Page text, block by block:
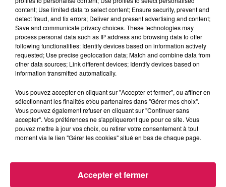
10 octobre 2025 - 2 min 55 sec
10.10.2025 - LE VILLAGE ENCHANTÉ, LA QUÊTE
DE LA SALAMANDRE
Du lundi au vendredi, avec les organisateurs de
manifestations et Eva, découvrons les évènements dans
notre région.
content; Use limited data to select content; Ensure security, prevent and
detect fraud, and fix errors; Deliver and present advertising and content;
Save and communicate privacy choices. These technologies may
process personal data such as IP address and browsing data to offer
following functionalities: Identify devices based on information actively
requested; Use precise geolocation data; Match and combine data from
other data sources; Link different devices; Identify devices based on
information transmitted automatically.
Vous pouvez accepter en cliquant sur "Accepter et fermer", ou affiner en
sélectionnant les finalités et/ou partenaires dans "Gérer mes choix".
Vous pouvez également refuser en cliquant sur "Continuer sans
accepter". Vos préférences ne s'appliqueront que pour ce site. Vous
pouvez mettre à jour vos choix, ou retirer votre consentement à tout
moment via le lien "Gérer les cookies" situé en bas de chaque page.
Accepter et fermer